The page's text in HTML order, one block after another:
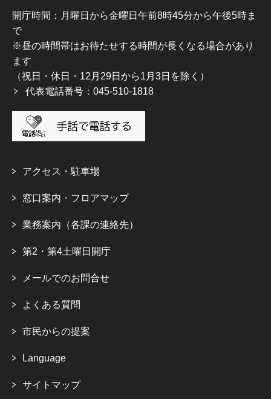
開庁時間：月曜日から金曜日午前8時45分から午後5時ま
で
※昼の時間帯はお待たせする時間が長くなる場合があり
ます
（祝日・休日・12月29日から1月3日を除く）
代表電話番号：045-510-1818
アクセス・駐車場
窓口案内・フロアマップ
業務案内（各課の連絡先）
第2・第4土曜日開庁
メールでのお問合せ
よくある質問
市民からの提案
Language
サイトマップ